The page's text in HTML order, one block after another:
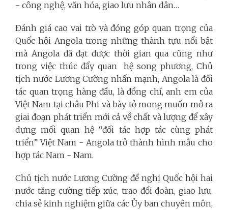
- công nghệ, văn hóa, giao lưu nhân dân…
Đánh giá cao vai trò và đóng góp quan trọng của
Quốc hội Angola trong những thành tựu nổi bật
mà Angola đã đạt được thời gian qua cũng như
trong việc thúc đẩy quan hệ song phương, Chủ
tịch nước Lương Cường nhấn mạnh, Angola là đối
tác quan trọng hàng đầu, là đồng chí, anh em của
Việt Nam tại châu Phi và bày tỏ mong muốn mở ra
giai đoạn phát triển mới cả về chất và lượng để xây
dựng mối quan hệ “đối tác hợp tác cùng phát
triển” Việt Nam - Angola trở thành hình mẫu cho
hợp tác Nam - Nam.
Chủ tịch nước Lương Cường đề nghị Quốc hội hai
nước tăng cường tiếp xúc, trao đổi đoàn, giao lưu,
chia sẻ kinh nghiệm giữa các Ủy ban chuyên môn,